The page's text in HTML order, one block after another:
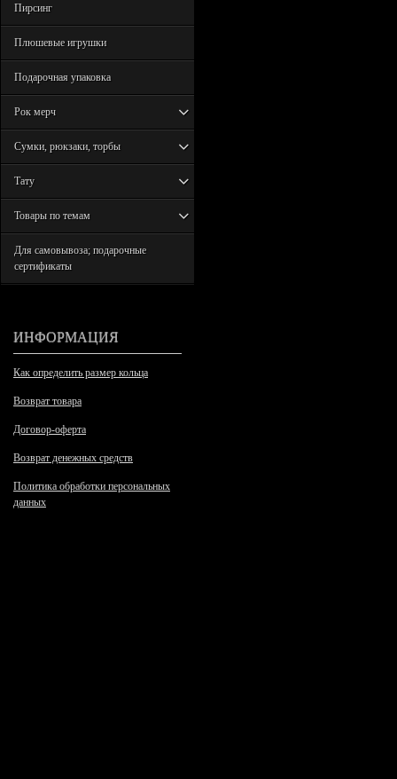
Пирсинг
Плюшевые игрушки
Подарочная упаковка
Рок мерч
Сумки, рюкзаки, торбы
Тату
Товары по темам
Для самовывоза; подарочные
сертификаты
ИНФОРМАЦИЯ
Как определить размер кольца
Возврат товара
Договор-оферта
Возврат денежных средств
Политика обработки персональных
данных